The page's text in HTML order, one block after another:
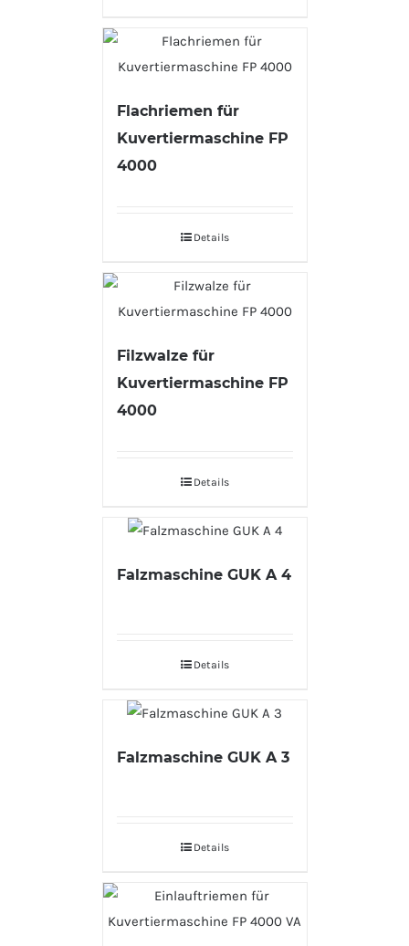
Flachriemen für
Kuvertiermaschine FP
4000
Details
Filzwalze für
Kuvertiermaschine FP
4000
Details
Falzmaschine GUK A 4
Details
Falzmaschine GUK A 3
Details